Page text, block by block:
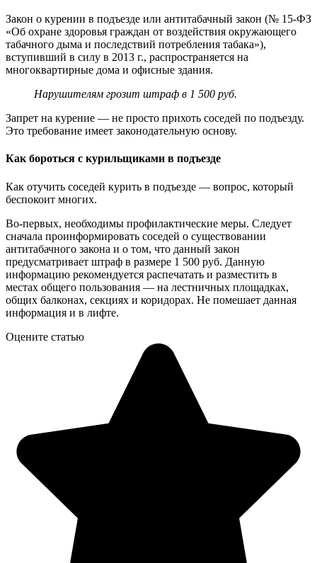
Закон о курении в подъезде или антитабачный закон (№ 15-ФЗ
«Об охране здоровья граждан от воздействия окружающего
табачного дыма и последствий потребления табака»),
вступивший в силу в 2013 г., распространяется на
многоквартирные дома и офисные здания.
Нарушителям грозит штраф в 1 500 руб.
Запрет на курение — не просто прихоть соседей по подъезду.
Это требование имеет законодательную основу.
Как бороться с курильщиками в подъезде
Как отучить соседей курить в подъезде — вопрос, который
беспокоит многих.
Во-первых, необходимы профилактические меры. Следует
сначала проинформировать соседей о существовании
антитабачного закона и о том, что данный закон
предусматривает штраф в размере 1 500 руб. Данную
информацию рекомендуется распечатать и разместить в
местах общего пользования — на лестничных площадках,
общих балконах, секциях и коридорах. Не помешает данная
информация и в лифте.
Оцените статью